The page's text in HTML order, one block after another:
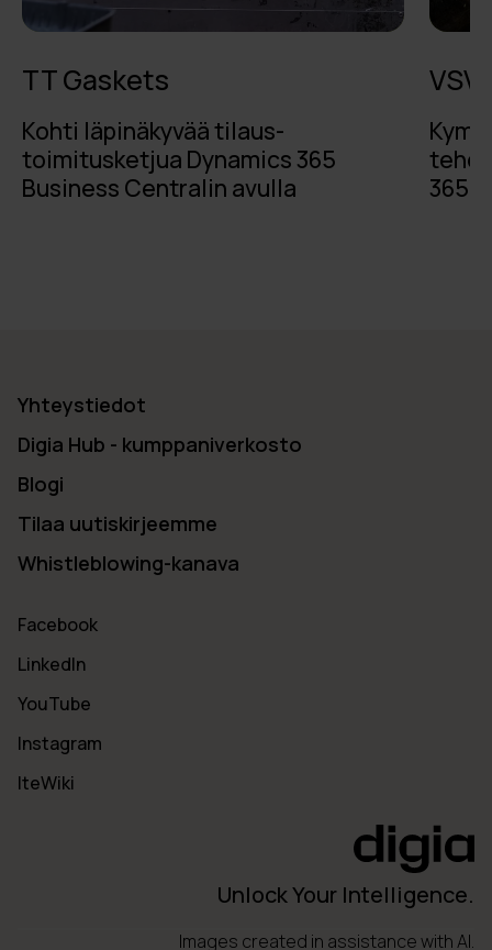
TT Gaskets
Kohti läpinäkyvää tilaus-
toimitusketjua Dynamics 365
Business Centralin avulla
Yhteystiedot
Digia Hub - kumppaniverkosto
Blogi
Tilaa uutiskirjeemme
Whistleblowing-kanava
Facebook
LinkedIn
YouTube
Instagram
IteWiki
Unlock Your Intelligence.
Images created in assistance with AI.